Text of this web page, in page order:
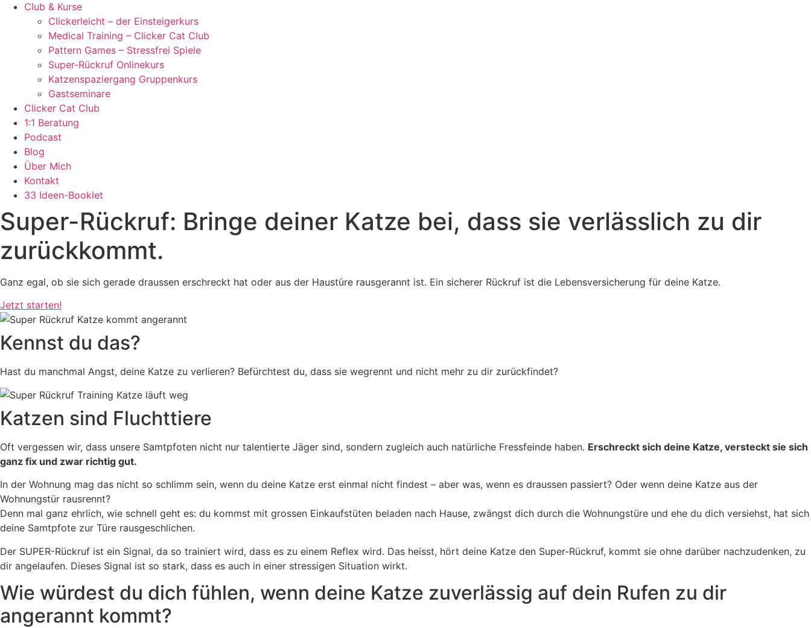
Club & Kurse
Clickerleicht – der Einsteigerkurs
Medical Training – Clicker Cat Club
Pattern Games – Stressfrei Spiele
Super-Rückruf Onlinekurs
Katzenspaziergang Gruppenkurs
Gastseminare
Clicker Cat Club
1:1 Beratung
Podcast
Blog
Über Mich
Kontakt
33 Ideen-Booklet
Super-Rückruf: Bringe deiner Katze bei, dass sie verlässlich zu dir
zurückkommt.
Ganz egal, ob sie sich gerade draussen erschreckt hat oder aus der Haustüre rausgerannt ist. Ein sicherer Rückruf ist die Lebensversicherung für deine Katze.
Jetzt starten!
Kennst du das?
Hast du manchmal Angst, deine Katze zu verlieren? Befürchtest du, dass sie wegrennt und nicht mehr zu dir zurückfindet?
Katzen sind Fluchttiere
Oft vergessen wir, dass unsere Samtpfoten nicht nur talentierte Jäger sind, sondern zugleich auch natürliche Fressfeinde haben. Erschreckt sich deine Katze, versteckt sie sich
ganz fix und zwar richtig gut.
In der Wohnung mag das nicht so schlimm sein, wenn du deine Katze erst einmal nicht findest – aber was, wenn es draussen passiert? Oder wenn deine Katze aus der
Wohnungstür rausrennt?
Denn mal ganz ehrlich, wie schnell geht es: du kommst mit grossen Einkaufstüten beladen nach Hause, zwängst dich durch die Wohnungstüre und ehe du dich versiehst, hat sich
deine Samtpfote zur Türe rausgeschlichen.
Der SUPER-Rückruf ist ein Signal, da so trainiert wird, dass es zu einem Reflex wird. Das heisst, hört deine Katze den Super-Rückruf, kommt sie ohne darüber nachzudenken, zu
dir angelaufen. Dieses Signal ist so stark, dass es auch in einer stressigen Situation wirkt.
Wie würdest du dich fühlen, wenn deine Katze zuverlässig auf dein Rufen zu dir
angerannt kommt?